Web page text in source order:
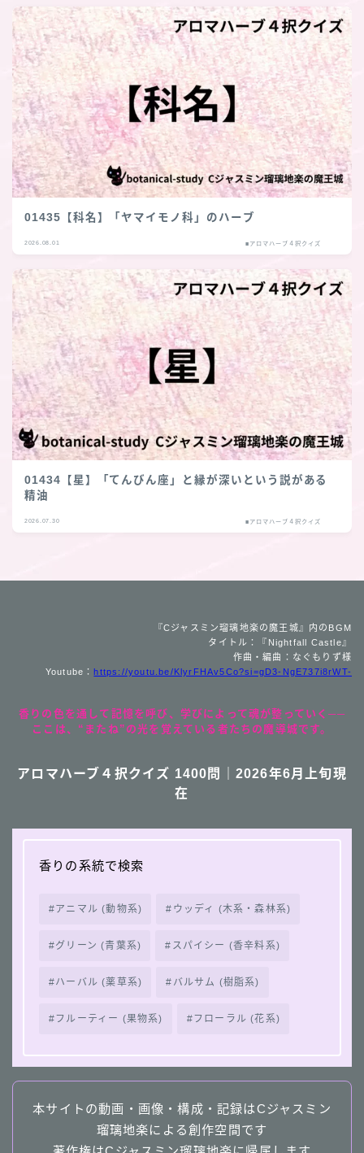
01435【科名】「ヤマイモノ科」のハーブ
2026.08.01 ■アロマハーブ４択クイズ
01434【星】「てんびん座」と縁が深いという説がある
精油
2026.07.30 ■アロマハーブ４択クイズ
『Cジャスミン瑠璃地楽の魔王城』内のBGM
タイトル：『Nightfall Castle』
作曲・編曲：なぐもりず様
Youtube： https://youtu.be/KlyrFHAv5Co?si=gD3-NgE737i8rWT-
香りの色を通して記憶を呼び、学びによって魂が整っていく──
ここは、“またね”の光を覚えている者たちの魔導城です。
アロマハーブ４択クイズ 1400問｜2026年6月上旬現
在
香りの系統で検索
アニマル (動物系) ウッディ (木系・森林系)
グリーン (青葉系) スパイシー (香辛料系)
ハーバル (薬草系) バルサム (樹脂系)
フルーティー (果物系) フローラル (花系)
本サイトの動画・画像・構成・記録はCジャスミン
瑠璃地楽による創作空間です